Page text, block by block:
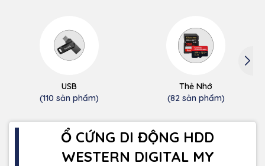
USB
(110 sản phẩm)
Thẻ Nhớ
(82 sản phẩm)
Ổ CỨNG DI ĐỘNG HDD
WESTERN DIGITAL MY